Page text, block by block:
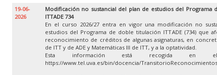
19-06-
2026
Modificación no sustancial del plan de estudios del Programa
ITTADE 734
En el curso 2026/27 entra en vigor una modificación no
estudios del Programa de doble titulación ITTADE (734) que
reconocimiento de créditos de algunas asignaturas, en
de ITT y de ADE y Matemáticas III de ITT, y a la optatividad.
Esta información está recogida en el
https://www.tel.uva.es/bin/docencia/